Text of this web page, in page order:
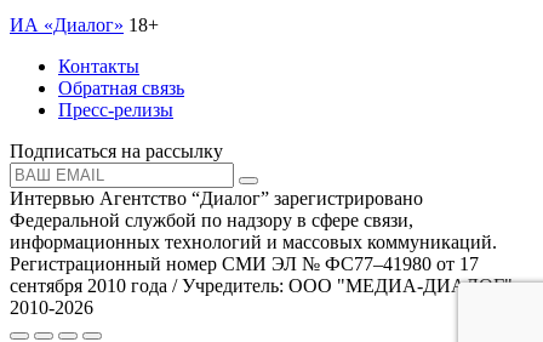
ИА «Диалог» 18+
Контакты
Обратная связь
Пресс-релизы
Подписаться на рассылку
Интервью Агентство “Диалог” зарегистрировано
Федеральной службой по надзору в сфере связи,
информационных технологий и массовых коммуникаций.
Регистрационный номер СМИ ЭЛ № ФС77–41980 от 17
сентября 2010 года / Учредитель: ООО "МЕДИА-ДИАЛОГ"
2010-2026